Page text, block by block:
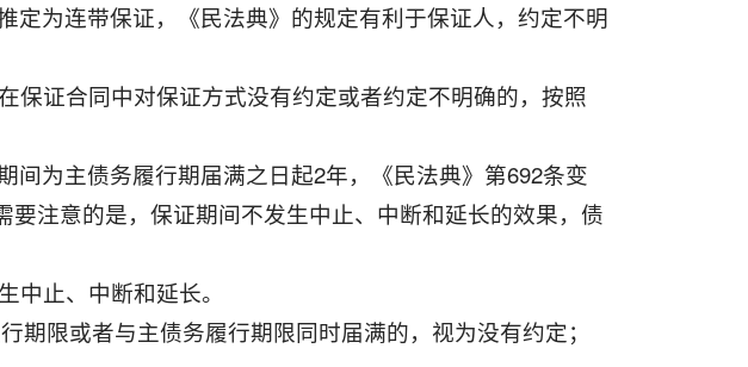
为连带保证，《民法典》的规定有利于保证人，约定不明
保证合同中对保证方式没有约定或者约定不明确的，按照
为主债务履行期届满之日起2年，《民法典》第692条变
注意的是，保证期间不发生中止、中断和延长的效果，债
中止、中断和延长。
限或者与主债务履行期限同时届满的，视为没有约定；